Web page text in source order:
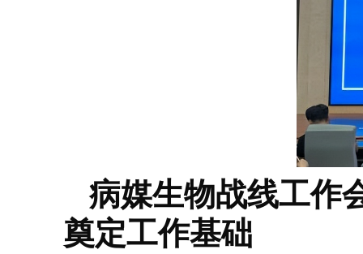
病媒生物战线工作
奠定工作基础